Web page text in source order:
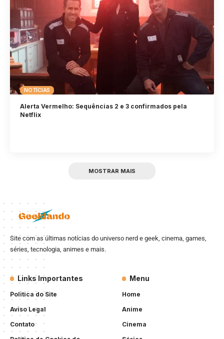
NOTÍCIAS
Alerta Vermelho: Sequências 2 e 3 confirmados pela
Netflix
MOSTRAR MAIS
Site com as últimas notícias do universo nerd e geek, cinema, games,
séries, tecnologia, animes e mais.
Links Importantes
Politica do Site
Aviso Legal
Contato
Menu
Home
Anime
Cinema